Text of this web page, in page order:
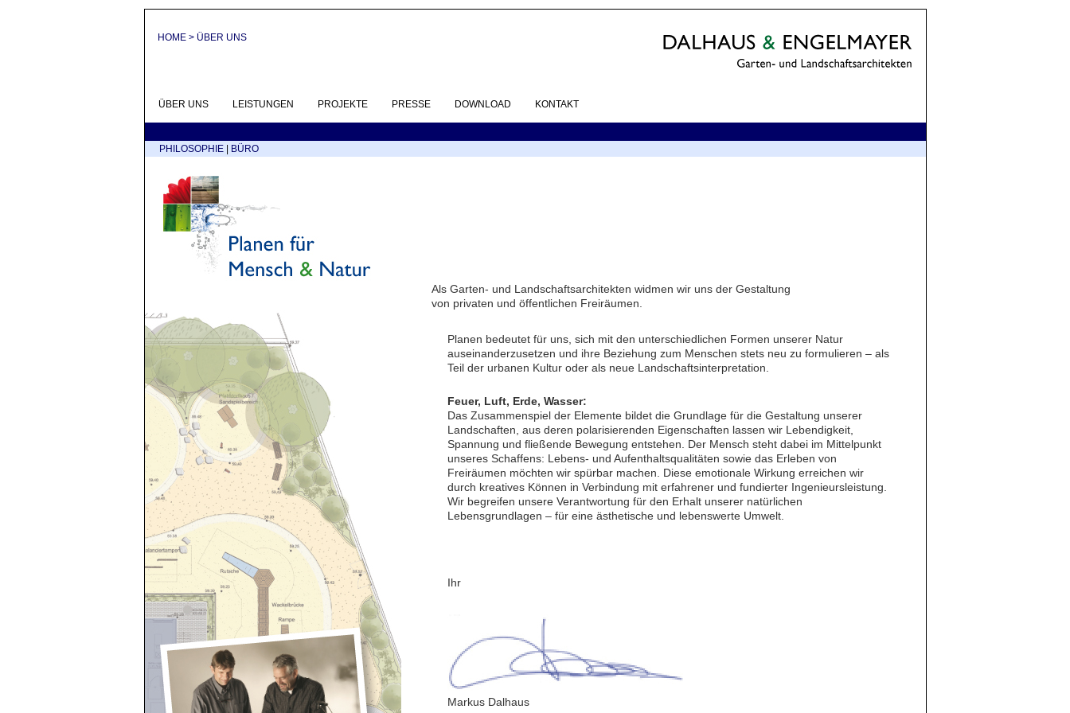
ÜBER UNS LEISTUNGEN PROJEKTE PRESSE DOWNLOAD KONTAKT
PHILOSOPHIE| BÜRO
HOME > ÜBER UNS
Als Garten- und Landschaftsarchitekten widmen wir uns der Gestaltung
von privaten und öffentlichen Freiräumen.
Planen bedeutet für uns, sich mit den unterschiedlichen Formen unserer Natur
auseinanderzusetzen und ihre Beziehung zum Menschen stets neu zu formulieren – als
Teil der urbanen Kultur oder als neue Landschaftsinterpretation.
Feuer, Luft, Erde, Wasser:
Das Zusammenspiel der Elemente bildet die Grundlage für die Gestaltung unserer
Landschaften, aus deren polarisierenden Eigenschaften lassen wir Lebendigkeit,
Spannung und fließende Bewegung entstehen. Der Mensch steht dabei im Mittelpunkt
unseres Schaffens: Lebens- und Aufenthaltsqualitäten sowie das Erleben von
Freiräumen möchten wir spürbar machen. Diese emotionale Wirkung erreichen wir
durch kreatives Können in Verbindung mit erfahrener und fundierter Ingenieursleistung.
Wir begreifen unsere Verantwortung für den Erhalt unserer natürlichen
Lebensgrundlagen – für eine ästhetische und lebenswerte Umwelt.
Ihr
Markus Dalhaus